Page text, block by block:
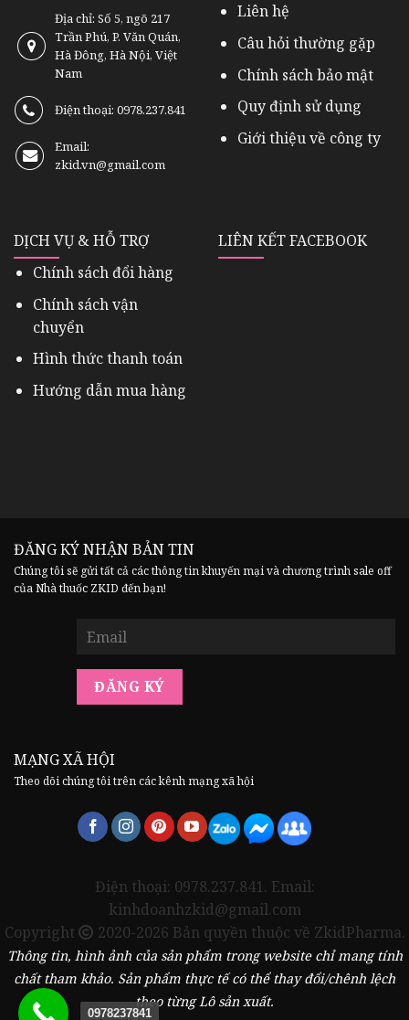
Địa chỉ: Số 5, ngõ 217
Trần Phú, P. Văn Quán,
Hà Đông, Hà Nội, Việt
Nam
Điện thoại: 0978.237.841
Email:
zkid.vn@gmail.com
Liên hệ
Câu hỏi thường gặp
Chính sách bảo mật
Quy định sử dụng
Giới thiệu về công ty
DỊCH VỤ & HỖ TRỢ
Chính sách đổi hàng
Chính sách vận
chuyển
Hình thức thanh toán
Hướng dẫn mua hàng
LIÊN KẾT FACEBOOK
ĐĂNG KÝ NHẬN BẢN TIN
Chúng tôi sẽ gửi tất cả các thông tin khuyến mại và chương trình sale off
của Nhà thuốc ZKID đến bạn!
MẠNG XÃ HỘI
Theo dõi chúng tôi trên các kênh mạng xã hội
Điện thoại: 0978.237.841. Email:
kinhdoanhzkid@gmail.com
Copyright
2020-2026 Bản quyền thuộc về ZkidPharma.
Thông tin, hình ảnh của sản phẩm trong website chỉ mang tính
chất tham khảo. Sản phẩm thực tế có thể thay đổi/chênh lệch
theo từng Lô sản xuất.
0978237841